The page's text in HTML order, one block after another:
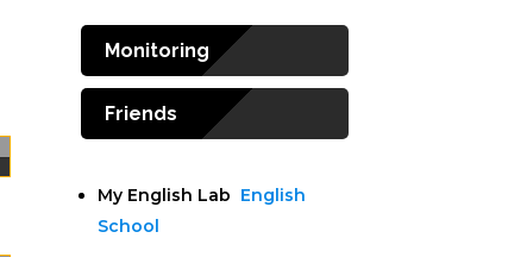
Monitoring
Friends
My English Lab English
School